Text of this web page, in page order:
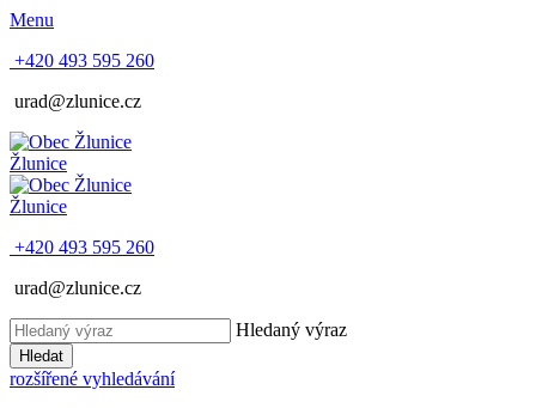
Menu
+420 493 595 260
urad@zlunice.cz
Žlunice
Žlunice
+420 493 595 260
urad@zlunice.cz
Hledaný výraz
Hledat
rozšířené vyhledávání